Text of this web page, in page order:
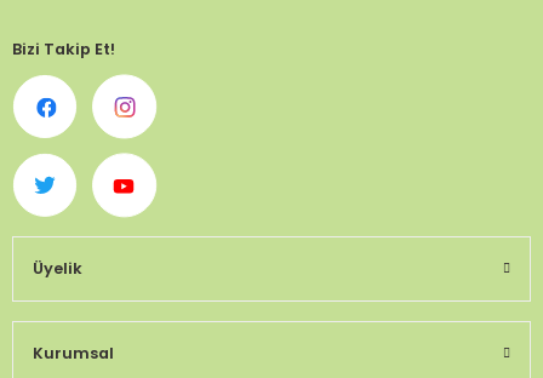
Bizi Takip Et!
Üyelik
Kurumsal